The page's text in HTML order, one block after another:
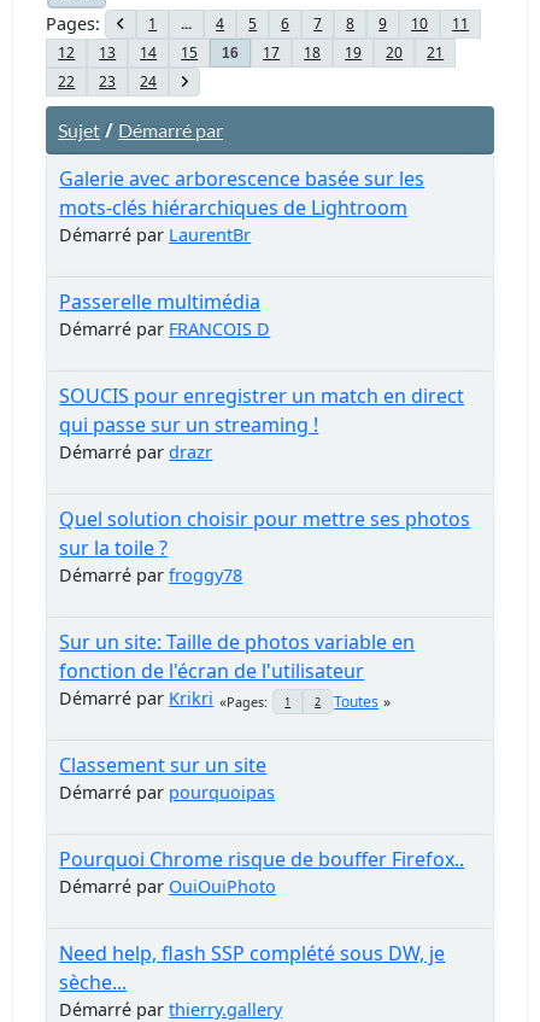
Pages 1 ... 4 5 6 7 8 9 10
11
12
13 14 15 16 17 18 19 20
21
22
23 24
Sujet / Démarré par
Galerie avec arborescence basée sur les
mots-clés hiérarchiques de Lightroom
Démarré par LaurentBr
Passerelle multimédia
Démarré par FRANCOIS D
SOUCIS pour enregistrer un match en direct
qui passe sur un streaming !
Démarré pardrazr
Quel solution choisir pour mettre ses photos
sur la toile ?
Démarré parfroggy78
Sur un site: Taille de photos variable en
fonction de l'écran de l'utilisateur
Démarré par Krikri Pages 1 2 Toutes
Classement sur un site
Démarré par pourquoipas
Pourquoi Chrome risque de bouffer Firefox..
Démarré par OuiOuiPhoto
Need help, flash SSP complété sous DW, je
sèche...
Démarré parthierry.gallery